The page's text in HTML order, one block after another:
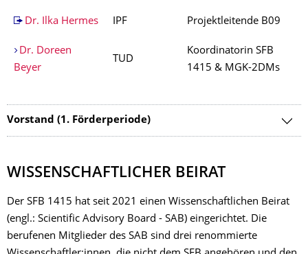
Dr. Ilka Hermes IPF Projektleitende B09
Dr. Doreen
Beyer
TUD
Koordinatorin SFB
1415 & MGK-2DMs
Vorstand (1. Förderperiode)
WISSENSCHAFTLICHER BEIRAT
Der SFB 1415 hat seit 2021 einen Wissenschaftlichen Beirat
(engl.: Scientific Advisory Board - SAB) eingerichtet. Die
berufenen Mitglieder des SAB sind drei renommierte